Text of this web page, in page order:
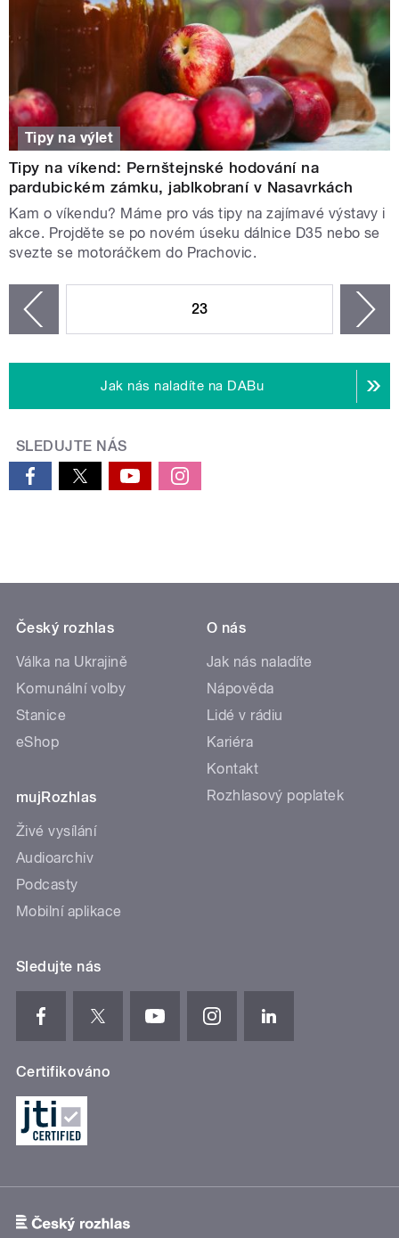
Tipy na výlet
Tipy na víkend: Pernštejnské hodování na
pardubickém zámku, jablkobraní v Nasavrkách
Kam o víkendu? Máme pro vás tipy na zajímavé výstavy i
akce. Projděte se po novém úseku dálnice D35 nebo se
svezte se motoráčkem do Prachovic.
23
Jak nás naladíte na DABu
SLEDUJTE NÁS
Český rozhlas
Válka na Ukrajině
Komunální volby
Stanice
eShop
mujRozhlas
Živé vysílání
Audioarchiv
Podcasty
Mobilní aplikace
O nás
Jak nás naladíte
Nápověda
Lidé v rádiu
Kariéra
Kontakt
Rozhlasový poplatek
Sledujte nás
Certifikováno